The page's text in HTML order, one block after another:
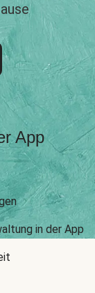
App
in der App